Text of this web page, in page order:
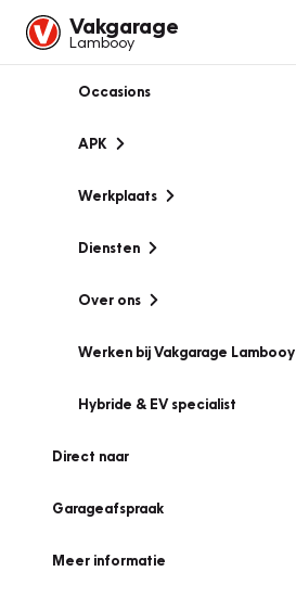
Vakgarage
Lambooy
Occasions
APK
Werkplaats
Diensten
Over ons
Werken bij Vakgarage Lambooy
Hybride & EV specialist
Direct naar
Garageafspraak
Meer informatie